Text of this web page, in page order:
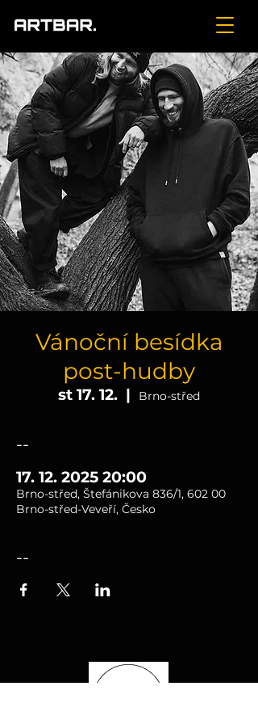
Vánoční besídka
post-hudby
st 17. 12.
  |
Brno-střed
--
17. 12. 2025 20:00
Brno-střed, Štefánikova 836/1, 602 00
Brno-střed-Veveří, Česko
--